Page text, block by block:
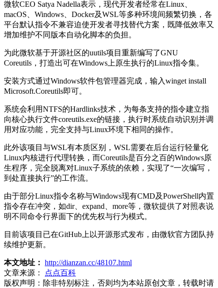
微软CEO Satya Nadella表示，现代开发者经常在Linux、
macOS、Windows、Docker及WSL等多种环境间频繁切换，各
平台默认指令不兼容迫使开发者寻找替代方案，既降低效率又
增加维护不同版本自动化脚本的负担。
为此微软基于开源社区的uutils项目重新编写了GNU
Coreutils，打造出可在Windows上原生执行的Linux指令集。
安装方式通过Windows软件包管理器完成，输入winget install
Microsoft.Coreutils即可。
系统会利用NTFS的Hardlinks技术，为每条支持的指令建立指
向核心执行文件coreutils.exe的链接，执行时系统自动识别并调
用对应功能，完全支持与Linux环境下相同的操作。
此外该项目与WSL有本质区别，WSL需要在后台运行轻量化
Linux内核进行代理转换，而Coreutils是百分之百的Windows原
生程序，完全脱离对Linux子系统的依赖，实现了“一次编写，
到处直接执行”的工作流。
由于部分Linux指令名称与Windows现有CMD及PowerShell内置
指令存在冲突，如dir、expand、more等，微软提供了对照表说
明不同命令行界面下的优先权与行为模式。
目前该项目已在GitHub上以开源形式发布，由微软官方团队持
续维护更新。
本文地址： http://dianzan.cc/48107.html
文章来源：
点点百科
版权声明： 除非特别标注，否则均为本站原创文章，转载时请